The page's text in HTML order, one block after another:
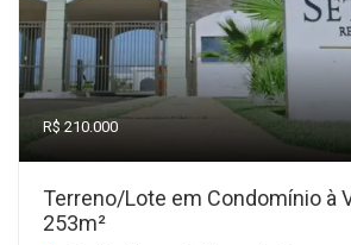
R$ 210.000
Terreno/Lote em Condomínio à
253m²